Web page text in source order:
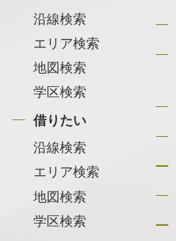
沿線検索
エリア検索
地図検索
学区検索
借りたい
沿線検索
エリア検索
地図検索
学区検索